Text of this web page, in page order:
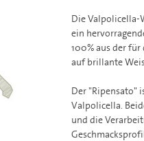
Die Valpolicella-
ein
100% aus der
auf brillante
Der "Ripensato"
Valpolicella.
und die